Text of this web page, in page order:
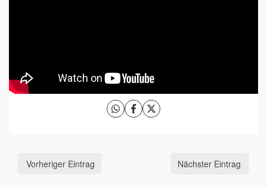
Vorheriger Eintrag Nächster Eintrag